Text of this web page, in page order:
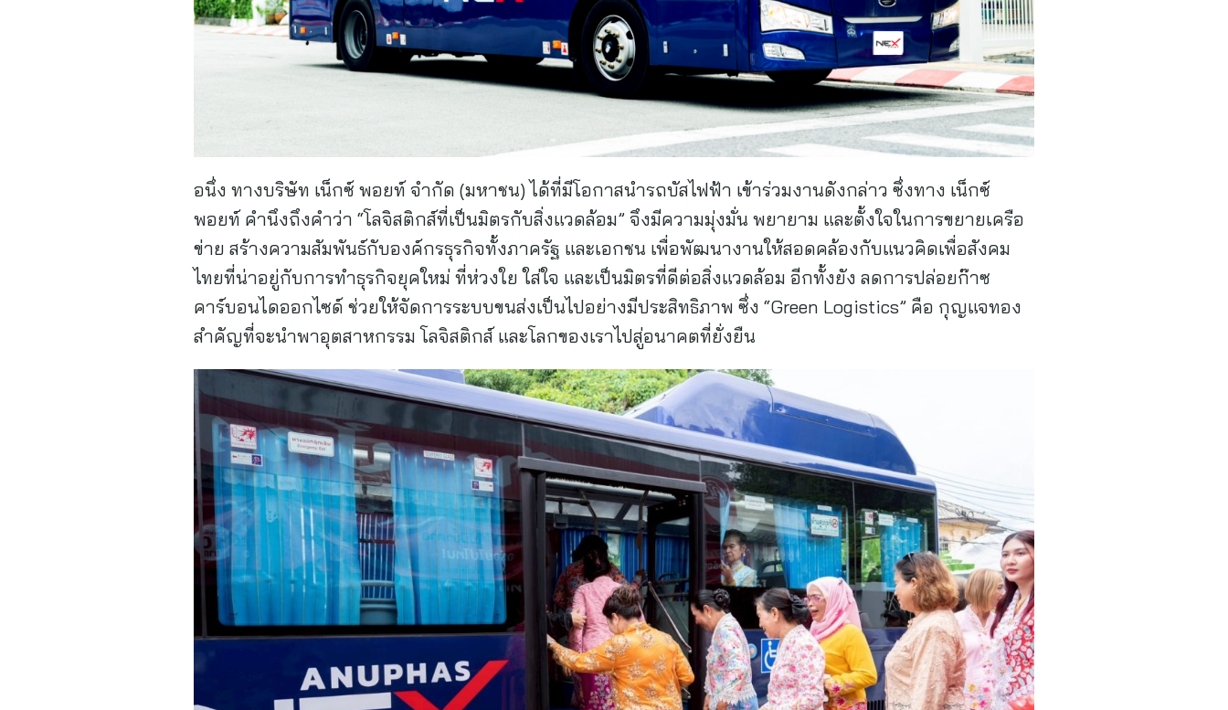
อนึ่ง ทางบริษัท เน็กซ์ พอยท์ จำกัด (มหาชน) ได้ที่มีโอกาสนำรถบัสไฟฟ้า เข้าร่วมงานดังกล่าว ซึ่งทาง เน็กซ์
พอยท์ คำนึงถึงคำว่า “โลจิสติกส์ที่เป็นมิตรกับสิ่งแวดล้อม” จึงมีความมุ่งมั่น พยายาม และตั้งใจในการขยายเครือ
ข่าย สร้างความสัมพันธ์กับองค์กรธุรกิจทั้งภาครัฐ และเอกชน เพื่อพัฒนางานให้สอดคล้องกับแนวคิดเพื่อสังคม
ไทยที่น่าอยู่กับการทำธุรกิจยุคใหม่ ที่ห่วงใย ใส่ใจ และเป็นมิตรที่ดีต่อสิ่งแวดล้อม อีกทั้งยัง ลดการปล่อยก๊าซ
คาร์บอนไดออกไซด์ ช่วยให้จัดการระบบขนส่งเป็นไปอย่างมีประสิทธิภาพ ซึ่ง “Green Logistics” คือ กุญแจทอง
สำคัญที่จะนำพาอุตสาหกรรม โลจิสติกส์ และโลกของเราไปสู่อนาคตที่ยั่งยืน